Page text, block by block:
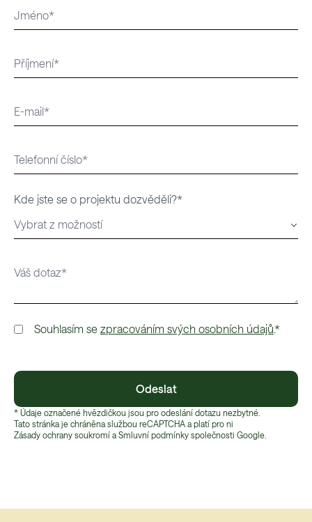
Kde jste se o projektu dozvěděli?*
Souhlasím se zpracováním svých osobních údajů.*
Odeslat
* Údaje označené hvězdičkou jsou pro odeslání dotazu nezbytné.
Tato stránka je chráněna službou reCAPTCHA a platí pro ni
Zásady ochrany soukromí a Smluvní podmínky společnosti Google.